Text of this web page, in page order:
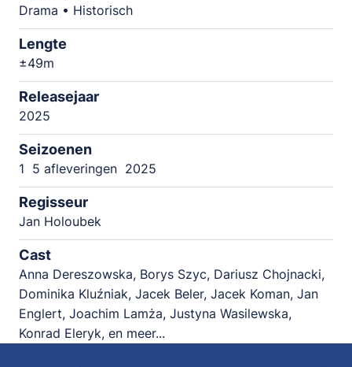
Drama • Historisch
Lengte
±49m
Releasejaar
2025
Seizoenen
1 5 afleveringen 2025
Regisseur
Jan Holoubek
Cast
Anna Dereszowska, Borys Szyc, Dariusz Chojnacki,
Dominika Kluźniak, Jacek Beler, Jacek Koman, Jan
Englert, Joachim Lamża, Justyna Wasilewska,
Konrad Eleryk, en meer...